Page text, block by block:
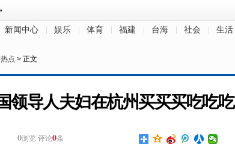
新闻中心 娱乐 体育 福建 台海 社会 生活
点 > 正文
领导人夫妇在杭州买买买吃吃吃
0浏览 评论0条